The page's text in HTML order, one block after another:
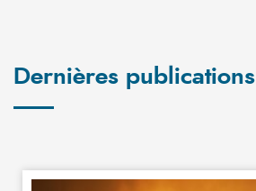
Dernières publications